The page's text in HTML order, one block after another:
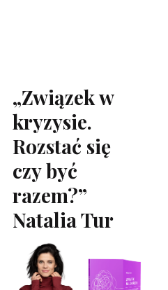
„Związek w
kryzysie.
Rozstać się
czy być
razem?”
Natalia Tur